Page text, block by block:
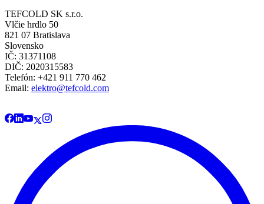
TEFCOLD SK s.r.o.
Vlčie hrdlo 50
821 07 Bratislava
Slovensko
IČ: 31371108
DIČ: 2020315583
Telefón: +421 911 770 462
Email: elektro@tefcold.com